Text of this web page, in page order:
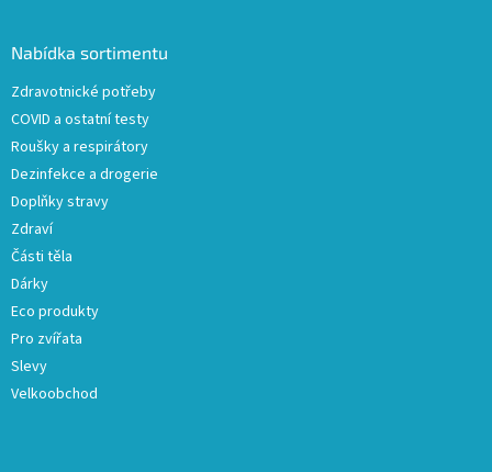
Nabídka sortimentu
Zdravotnické potřeby
COVID a ostatní testy
Roušky a respirátory
Dezinfekce a drogerie
Doplňky stravy
Zdraví
Části těla
Dárky
Eco produkty
Pro zvířata
Slevy
Velkoobchod